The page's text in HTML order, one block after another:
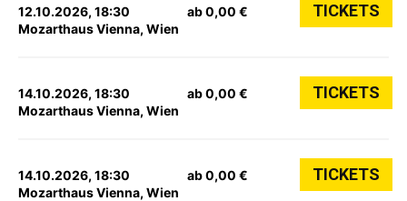
12.10.2026, 18:30
Mozarthaus Vienna, Wien
ab 0,00 € TICKETS
14.10.2026, 18:30
Mozarthaus Vienna, Wien
ab 0,00 € TICKETS
14.10.2026, 18:30
Mozarthaus Vienna, Wien
ab 0,00 € TICKETS